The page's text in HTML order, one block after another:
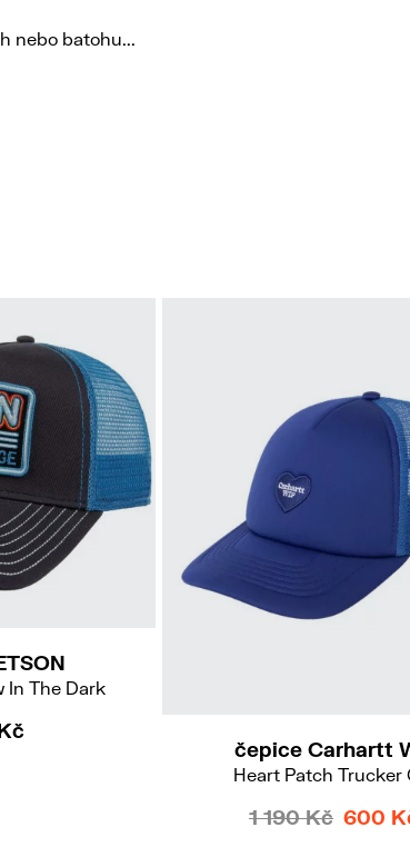
nebo batohu...
In The Dark
čepice Carhartt
Heart Patch Trucker
1 190 Kč 600